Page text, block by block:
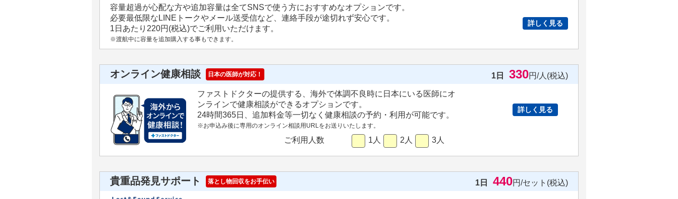
容量超過が心配な方や追加容量は全てSNSで使う方におすすめなオプションです。
必要最低限なLINEトークやメール送受信など、連絡手段が途切れず安心です。
1日あたり220円(税込)でご利用いただけます。
※渡航中に容量を追加購入する事もできます。
詳しく見る
オンライン健康相談 日本の医師が対応！ 1日 330円/人(税込)
ファストドクターの提供する、海外で体調不良時に日本にいる医師にオ
ンラインで健康相談ができるオプションです。
24時間365日、追加料金等一切なく健康相談の予約・利用が可能です。
※お申込み後に専用のオンライン相談用URLをお送りいたします。
詳しく見る
ご利用人数 1人 2人 3人
貴重品発見サポート 落とし物回収をお手伝い 1日 440円/セット(税込)